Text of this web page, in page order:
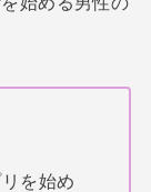
を始め